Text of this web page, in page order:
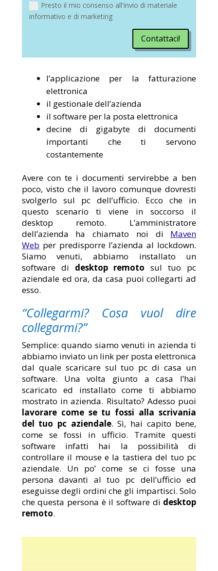
Presto il mio consenso all'invio di materiale
informativo e di marketing
Contattaci!
l’applicazione per la fatturazione
elettronica
il gestionale dell’azienda
il software per la posta elettronica
decine di gigabyte di documenti
importanti che ti servono
costantemente
Avere con te i documenti servirebbe a ben
poco, visto che il lavoro comunque dovresti
svolgerlo sul pc dell’ufficio. Ecco che in
questo scenario ti viene in soccorso il
desktop remoto. L’amministratore
dell’azienda ha chiamato noi di Maven
Web per predisporre l’azienda al lockdown.
Siamo venuti, abbiamo installato un
software di desktop remoto sul tuo pc
aziendale ed ora, da casa puoi collegarti ad
esso.
“Collegarmi? Cosa vuol dire
collegarmi?”
Semplice: quando siamo venuti in azienda ti
abbiamo inviato un link per posta elettronica
dal quale scaricare sul tuo pc di casa un
software. Una volta giunto a casa l’hai
scaricato ed installato come ti abbiamo
mostrato in azienda. Risultato? Adesso puoi
lavorare come se tu fossi alla scrivania
del tuo pc aziendale. Sì, hai capito bene,
come se fossi in ufficio. Tramite questi
software infatti hai la possibilità di
controllare il mouse e la tastiera del tuo pc
aziendale. Un po’ come se ci fosse una
persona davanti al tuo pc dell’ufficio ed
eseguisse degli ordini che gli impartisci. Solo
che questa persona è il software di desktop
remoto.